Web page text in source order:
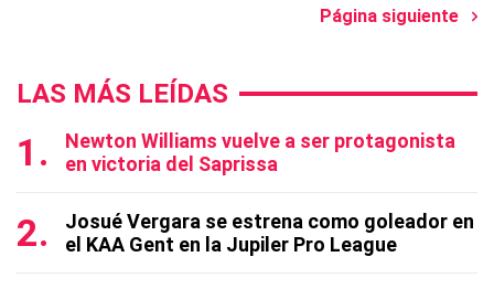
Página siguiente
LAS MÁS LEÍDAS
Newton Williams vuelve a ser protagonista
en victoria del Saprissa
Josué Vergara se estrena como goleador en
el KAA Gent en la Jupiler Pro League